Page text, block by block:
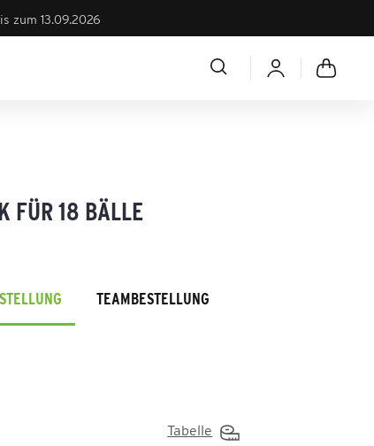
zum 13.09.2026
FÜR 18 BÄLLE
TEAMBESTELLUNG
Tabelle